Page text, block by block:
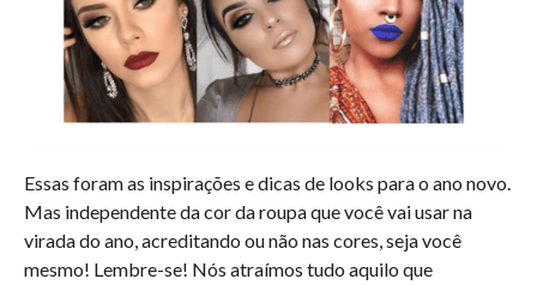
Essas foram as inspirações e dicas de looks para o ano novo.
Mas independente da cor da roupa que você vai usar na
virada do ano, acreditando ou não nas cores, seja você
mesmo! Lembre-se! Nós atraímos tudo aquilo que